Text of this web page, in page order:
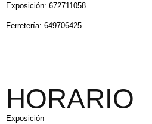
Exposición: 672711058
Ferretería: 649706425
HORARIO
Exposición